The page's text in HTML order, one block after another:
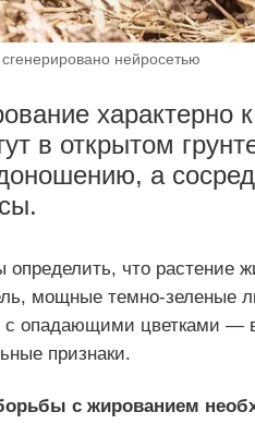
сгенерировано нейросетью
характерно
в открытом
а
определить, что растение
мощные темно-зеленые
с опадающими цветками —
признаки.
с жированием